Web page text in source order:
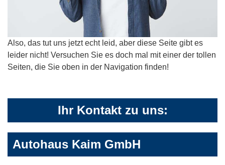
Also, das tut uns jetzt echt leid, aber diese Seite gibt es
leider nicht! Versuchen Sie es doch mal mit einer der tollen
Seiten, die Sie oben in der Navigation finden!
Ihr Kontakt zu uns:
Autohaus Kaim GmbH